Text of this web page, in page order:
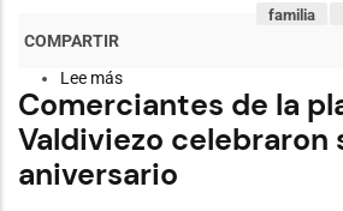
familia
Lee más
Alcalde
recorrió
obras
del
nuevo
Comerciantes de la
Valdiviezo celebraron
aniversario